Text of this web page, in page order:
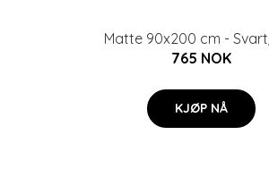
Matte 90x200 cm -
765 NOK
KJØP NÅ